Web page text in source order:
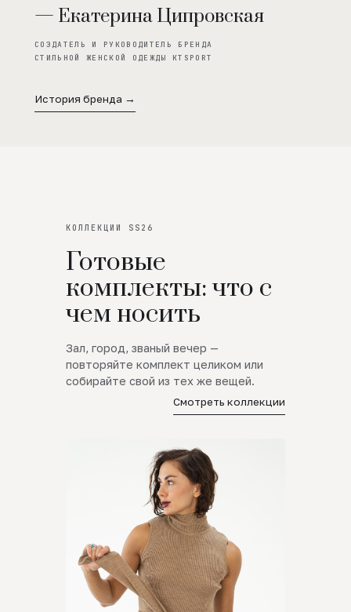
— Екатерина Ципровская
СОЗДАТЕЛЬ И РУКОВОДИТЕЛЬ БРЕНДА
СТИЛЬНОЙ ЖЕНСКОЙ ОДЕЖДЫ KTSPORT
История бренда →
КОЛЛЕКЦИИ SS26
Готовые
комплекты: что с
чем носить
Зал, город, званый вечер —
повторяйте комплект целиком или
собирайте свой из тех же вещей.
Смотреть коллекции